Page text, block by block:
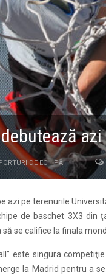
azi
DE ECHIPĂ
azi pe terenurile
de baschet 3X3 din
se califice la finala
este singura
la Madrid pentru a